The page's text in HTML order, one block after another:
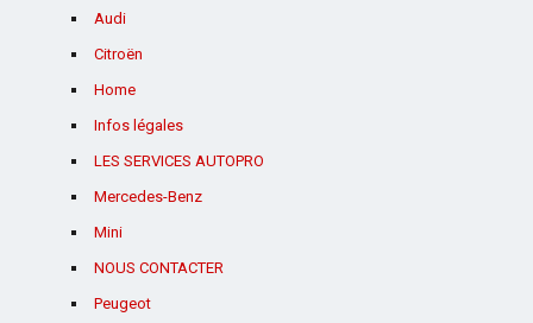
Audi
Citroën
Home
Infos légales
LES SERVICES AUTOPRO
Mercedes-Benz
Mini
NOUS CONTACTER
Peugeot